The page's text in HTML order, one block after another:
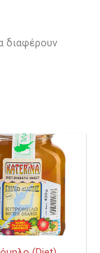
διαφέρουν